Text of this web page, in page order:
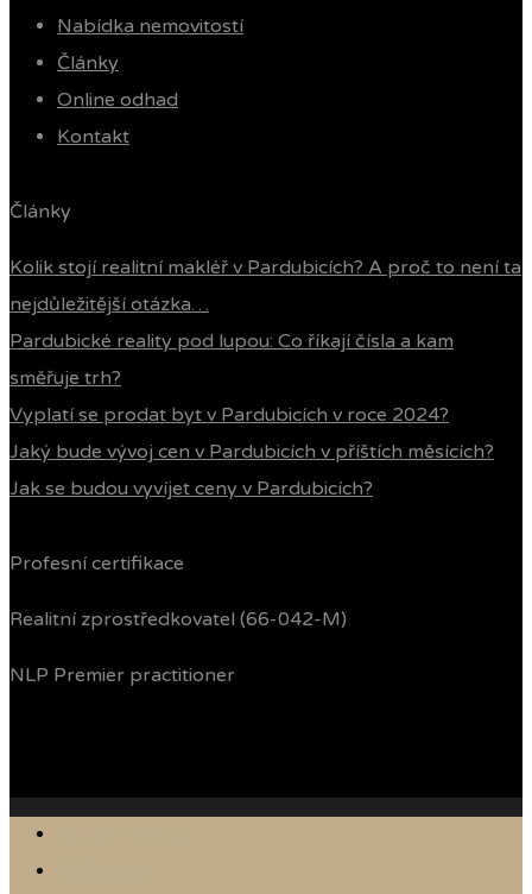
Nabídka nemovitostí
Články
Online odhad
Kontakt
Články
Kolik stojí realitní makléř v Pardubicích? A proč to není ta
nejdůležitější otázka…
Pardubické reality pod lupou: Co říkají čísla a kam
směřuje trh?
Vyplatí se prodat byt v Pardubicích v roce 2024?
Jaký bude vývoj cen v Pardubicích v příštích měsících?
Jak se budou vyvíjet ceny v Pardubicích?
Profesní certifikace
Realitní zprostředkovatel (66-042-M)
NLP Premier practitioner